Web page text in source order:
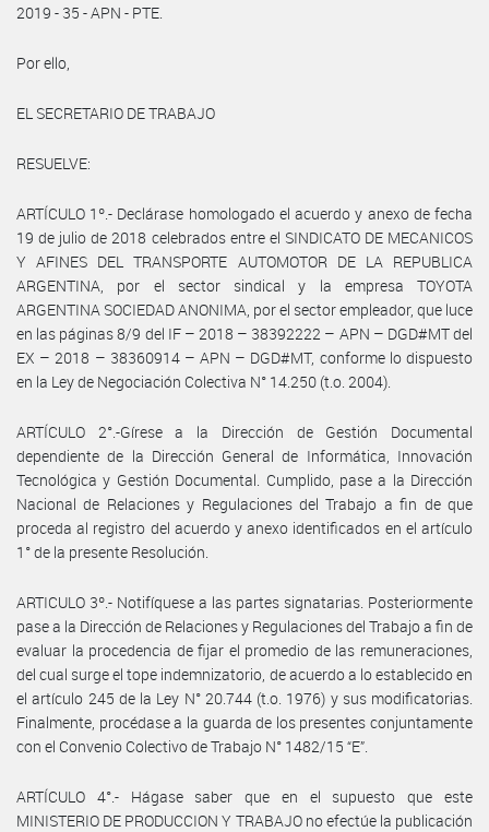
2019 - 35 - APN - PTE.
Por ello,
EL SECRETARIO DE TRABAJO
RESUELVE:
ARTÍCULO 1º.- Declárase homologado el acuerdo y anexo de fecha
19 de julio de 2018 celebrados entre el SINDICATO DE MECANICOS
Y AFINES DEL TRANSPORTE AUTOMOTOR DE LA REPUBLICA
ARGENTINA, por el sector sindical y la empresa TOYOTA
ARGENTINA SOCIEDAD ANONIMA, por el sector empleador, que luce
en las páginas 8/9 del IF – 2018 – 38392222 – APN – DGD#MT del
EX – 2018 – 38360914 – APN – DGD#MT, conforme lo dispuesto
en la Ley de Negociación Colectiva N° 14.250 (t.o. 2004).
ARTÍCULO 2°.-Gírese a la Dirección de Gestión Documental
dependiente de la Dirección General de Informática, Innovación
Tecnológica y Gestión Documental. Cumplido, pase a la Dirección
Nacional de Relaciones y Regulaciones del Trabajo a fin de que
proceda al registro del acuerdo y anexo identificados en el artículo
1° de la presente Resolución.
ARTICULO 3º.- Notifíquese a las partes signatarias. Posteriormente
pase a la Dirección de Relaciones y Regulaciones del Trabajo a fin de
evaluar la procedencia de fijar el promedio de las remuneraciones,
del cual surge el tope indemnizatorio, de acuerdo a lo establecido en
el artículo 245 de la Ley N° 20.744 (t.o. 1976) y sus modificatorias.
Finalmente, procédase a la guarda de los presentes conjuntamente
con el Convenio Colectivo de Trabajo N° 1482/15 “E”.
ARTÍCULO 4°.- Hágase saber que en el supuesto que este
MINISTERIO DE PRODUCCION Y TRABAJO no efectúe la publicación